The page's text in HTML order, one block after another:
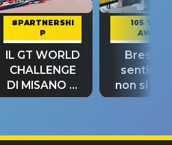
#PARTNERSHI
P
IL GT WORLD
CHALLENGE
DI MISANO si
riconferma
105 TAKE
AWAY
Bresh:
non si
fino alla